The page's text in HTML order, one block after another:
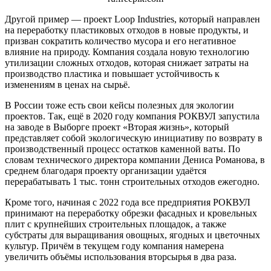
Другой пример — проект Loop Industries, который направлен
на переработку пластиковых отходов в новые продукты, и
призван сократить количество мусора и его негативное
влияние на природу. Компания создала новую технологию
утилизации сложных отходов, которая снижает затраты на
производство пластика и повышает устойчивость к
изменениям в ценах на сырьё.
В России тоже есть свои кейсы полезных для экологии
проектов. Так, ещё в 2020 году компания РОКВУЛ запустила
на заводе в Выборге проект «Вторая жизнь», который
представляет собой экологическую инициативу по возврату в
производственный процесс остатков каменной ваты. По
словам технического директора компании Дениса Романова, в
среднем благодаря проекту организации удаётся
перерабатывать 1 тыс. тонн строительных отходов ежегодно.
Кроме того, начиная с 2022 года все предприятия РОКВУЛ
принимают на переработку обрезки фасадных и кровельных
плит с крупнейших строительных площадок, а также
субстраты для выращивания овощных, ягодных и цветочных
культур. Причём в текущем году компания намерена
увеличить объёмы использования вторсырья в два раза.